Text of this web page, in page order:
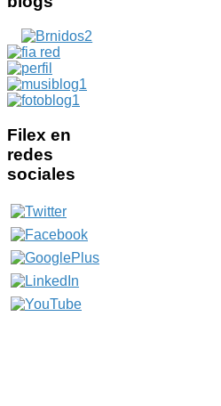
Filex en
redes
sociales